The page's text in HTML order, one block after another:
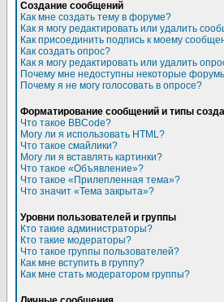
Создание сообщений
Как мне создать тему в форуме?
Как я могу редактировать или удалить
Как присоединить подпись к моему
Как создать опрос?
Как я могу редактировать или удалить
Почему мне недоступны некоторые
Почему я не могу голосовать в опросе?
Форматирование сообщений и типы
Что такое BBCode?
Могу ли я использовать HTML?
Что такое смайлики?
Могу ли я вставлять картинки?
Что такое «Объявление»?
Что такое «Прилепленная тема»?
Что значит «Тема закрыта»?
Уровни пользователей и группы
Кто такие администраторы?
Кто такие модераторы?
Что такое группы пользователей?
Как мне вступить в группу?
Как мне стать модератором группы?